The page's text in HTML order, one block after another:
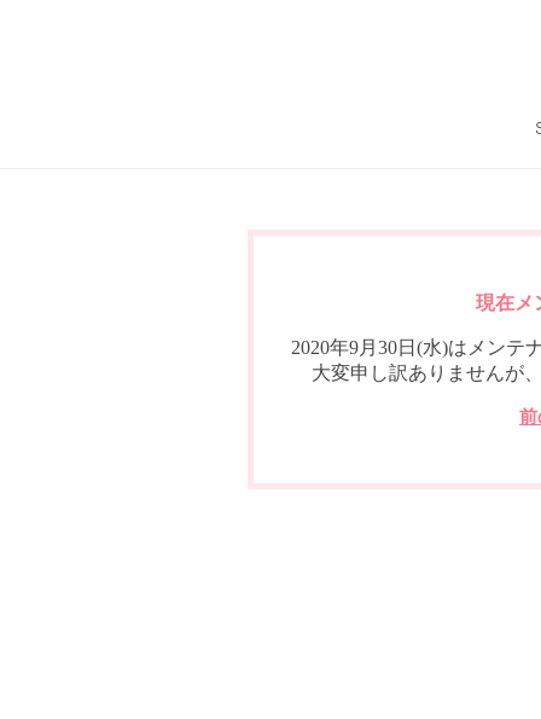
現在メ
2020年9月30日(水)はメンテ
大変申し訳ありませんが
前